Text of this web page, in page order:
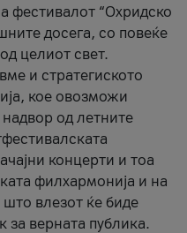
фестивалот “Охридско
досега, со повеќе
целиот свет.
и стратегиското
кое овозможи
од летните
концерти и тоа
филхармонија и на
влезот ќе биде
за верната публика.